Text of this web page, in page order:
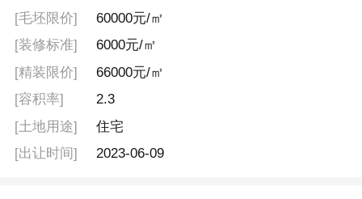
[毛坯限价]
60000元/㎡
[装修标准]
6000元/㎡
[精装限价]
66000元/㎡
[容积率]
2.3
[土地用途]
住宅
[出让时间]
2023-06-09